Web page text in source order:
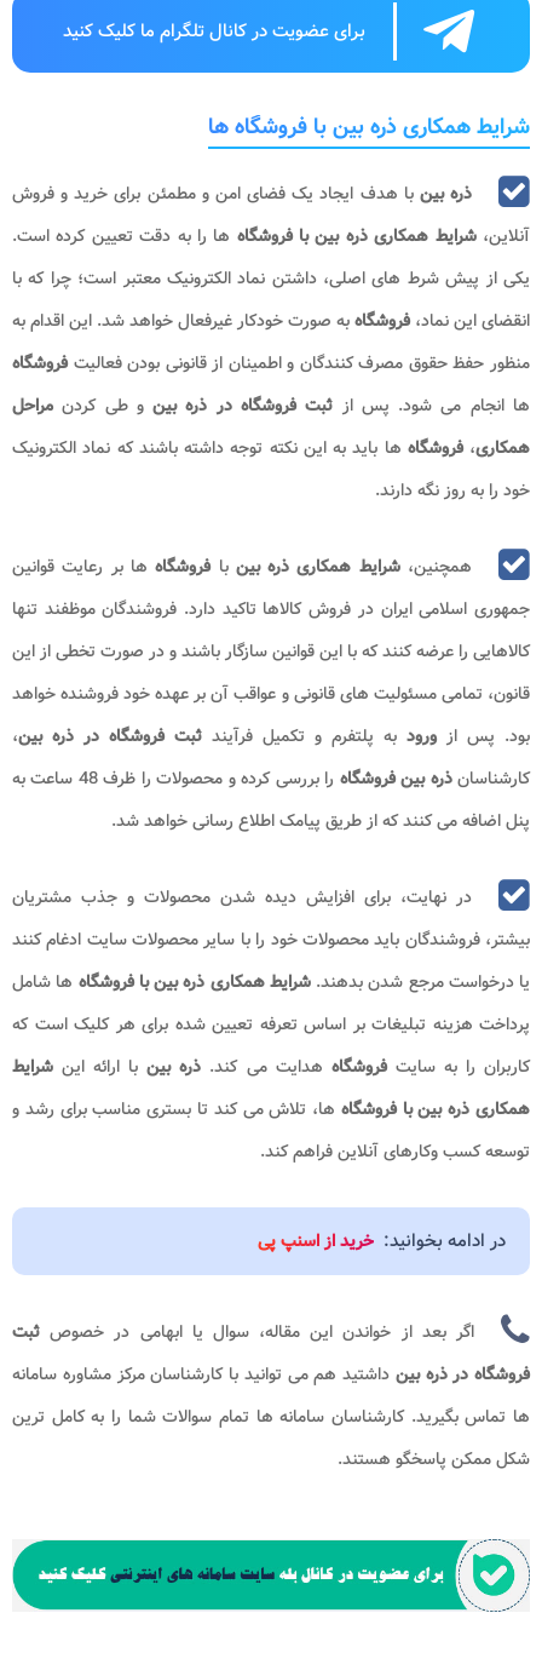
برای عضویت در کانال تلگرام ما کلیک کنید
شرایط همکاری ذره بین با فروشگاه ها
ذره بین با هدف ایجاد یک فضای امن و مطمئن برای خرید و فروش
آنلاین،شرایط همکاری ذره بین با فروشگاه ها را به دقت تعیین کرده است.
یکی از پیش شرط های اصلی، داشتن نماد الکترونیک معتبر است؛ چرا که با
انقضای این نماد،فروشگاهبه صورت خودکار غیرفعال خواهد شد. این اقدام به
منظور حفظ حقوق مصرف کنندگان و اطمینان از قانونی بودن فعالیتفروشگاه
ها انجام می شود. پس از ثبت فروشگاه در ذره بینو طی کردن مراحل
همکاری،فروشگاه ها باید به این نکته توجه داشته باشند که نماد الکترونیک
خود را به روز نگه دارند.
همچنین،شرایط همکاری ذره بینبافروشگاه ها بر رعایت قوانین
جمهوری اسلامی ایران در فروش کالاها تاکید دارد. فروشندگان موظفند تنها
کالاهایی را عرضه کنند که با این قوانین سازگار باشند و در صورت تخطی از این
قانون، تمامی مسئولیت های قانونی و عواقب آن بر عهده خود فروشنده خواهد
بود. پس از ورود به پلتفرم و تکمیل فرآیند ثبت فروشگاه در ذره بین،
کارشناسانذره بین فروشگاه
را بررسی کرده و محصولات را ظرف 48 ساعت به
پنل اضافه می کنند که از طریق پیامک اطلاع رسانی خواهد شد.
در نهایت، برای افزایش دیده شدن محصولات و جذب مشتریان
بیشتر، فروشندگان باید محصولات خود را با سایر محصولات سایت ادغام کنند
یا درخواست مرجع شدن بدهند. شرایط همکاری ذره بین با فروشگاه ها شامل
پرداخت هزینه تبلیغات بر اساس تعرفه تعیین شده برای هر کلیک است که
کاربران را به سایتفروشگاه هدایت می کند. ذره بین با ارائه این شرایط
همکاری ذره بین با فروشگاه ها، تلاش می کند تا بستری مناسب برای رشد و
توسعه کسب وکارهای آنلاین فراهم کند.
در ادامه بخوانید: خرید از اسنپ پی
اگر بعد از خواندن این مقاله، سوال یا ابهامی در خصوصثبت
فروشگاه در ذره بین داشتید هم می توانید با کارشناسان مرکز مشاوره سامانه
ها تماس بگیرید. کارشناسان سامانه ها تمام سوالات شما را به کامل ترین
شکل ممکن پاسخگو هستند.